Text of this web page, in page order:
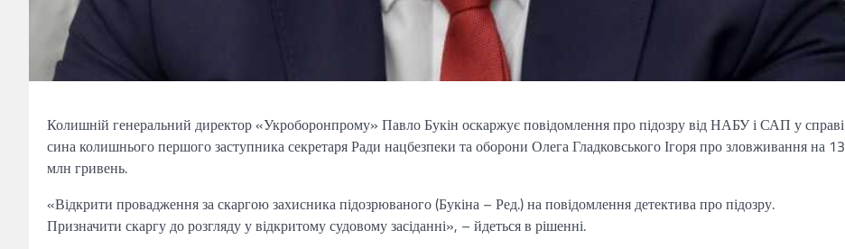
Колишній генеральний директор «Укроборонпрому» Павло Букін оскаржує повідомлення про підозру від НАБУ і САП у справі
сина колишнього першого заступника секретаря Ради нацбезпеки та оборони Олега Гладковського Ігоря про зловживання на 13
млн гривень.
«Відкрити провадження за скаргою захисника підозрюваного (Букіна – Ред.) на повідомлення детектива про підозру.
Призначити скаргу до розгляду у відкритому судовому засіданні», – йдеться в рішенні.